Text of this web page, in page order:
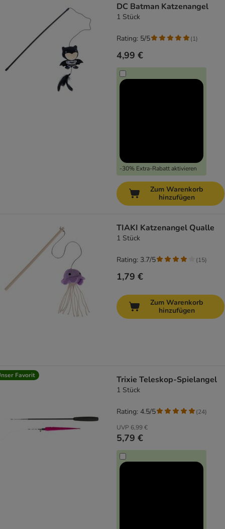
DC Batman Katzenangel
1 Stück
4,99 €
-30% Extra-Rabatt aktivieren
Rating: 5/5 (1)
Zum Warenkorb
hinzufügen
TIAKI Katzenangel Qualle
1 Stück
1,79 €
Rating: 3.7/5 (15)
Zum Warenkorb
hinzufügen
Favorit Trixie Teleskop-Spielangel
1 Stück
UVP 6,99 €
5,79 €
Rating: 4.5/5 (24)